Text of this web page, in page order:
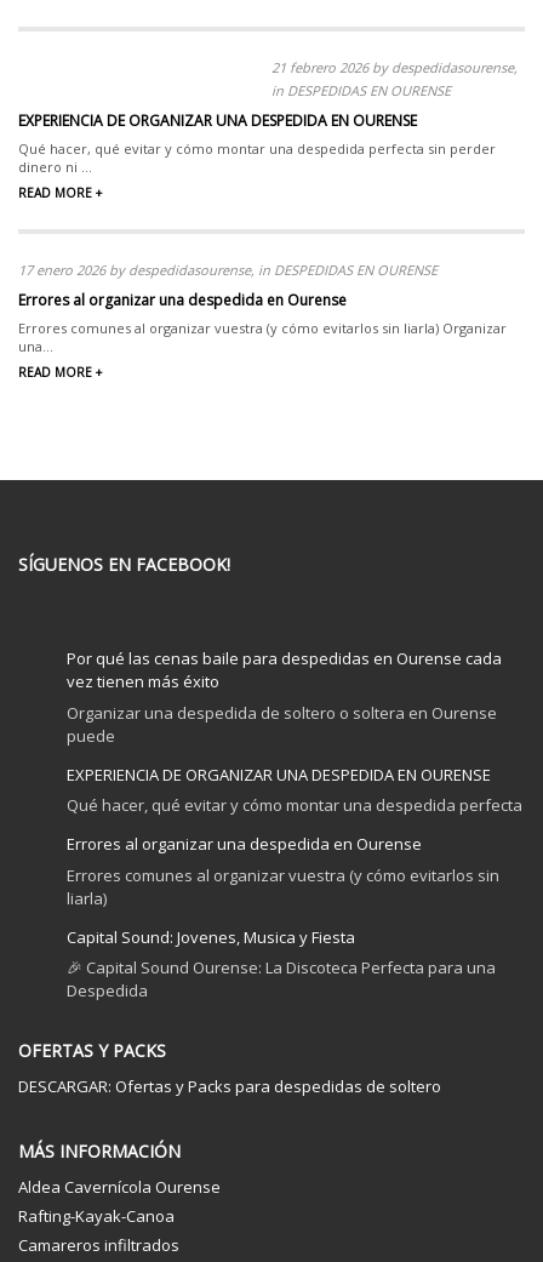
21 febrero 2026 by despedidasourense,
in DESPEDIDAS EN OURENSE
EXPERIENCIA DE ORGANIZAR UNA DESPEDIDA EN OURENSE
Qué hacer, qué evitar y cómo montar una despedida perfecta sin perder
dinero ni ...
READ MORE +
17 enero 2026 by despedidasourense, in DESPEDIDAS EN OURENSE
Errores al organizar una despedida en Ourense
Errores comunes al organizar vuestra (y cómo evitarlos sin liarla) Organizar
una...
READ MORE +
SÍGUENOS EN FACEBOOK!
Por qué las cenas baile para despedidas en Ourense cada
vez tienen más éxito
Organizar una despedida de soltero o soltera en Ourense
puede
EXPERIENCIA DE ORGANIZAR UNA DESPEDIDA EN OURENSE
Qué hacer, qué evitar y cómo montar una despedida perfecta
Errores al organizar una despedida en Ourense
Errores comunes al organizar vuestra (y cómo evitarlos sin
liarla)
Capital Sound: Jovenes, Musica y Fiesta
🎉 Capital Sound Ourense: La Discoteca Perfecta para una
Despedida
OFERTAS Y PACKS
DESCARGAR: Ofertas y Packs para despedidas de soltero
MÁS INFORMACIÓN
Aldea Cavernícola Ourense
Rafting-Kayak-Canoa
Camareros infiltrados